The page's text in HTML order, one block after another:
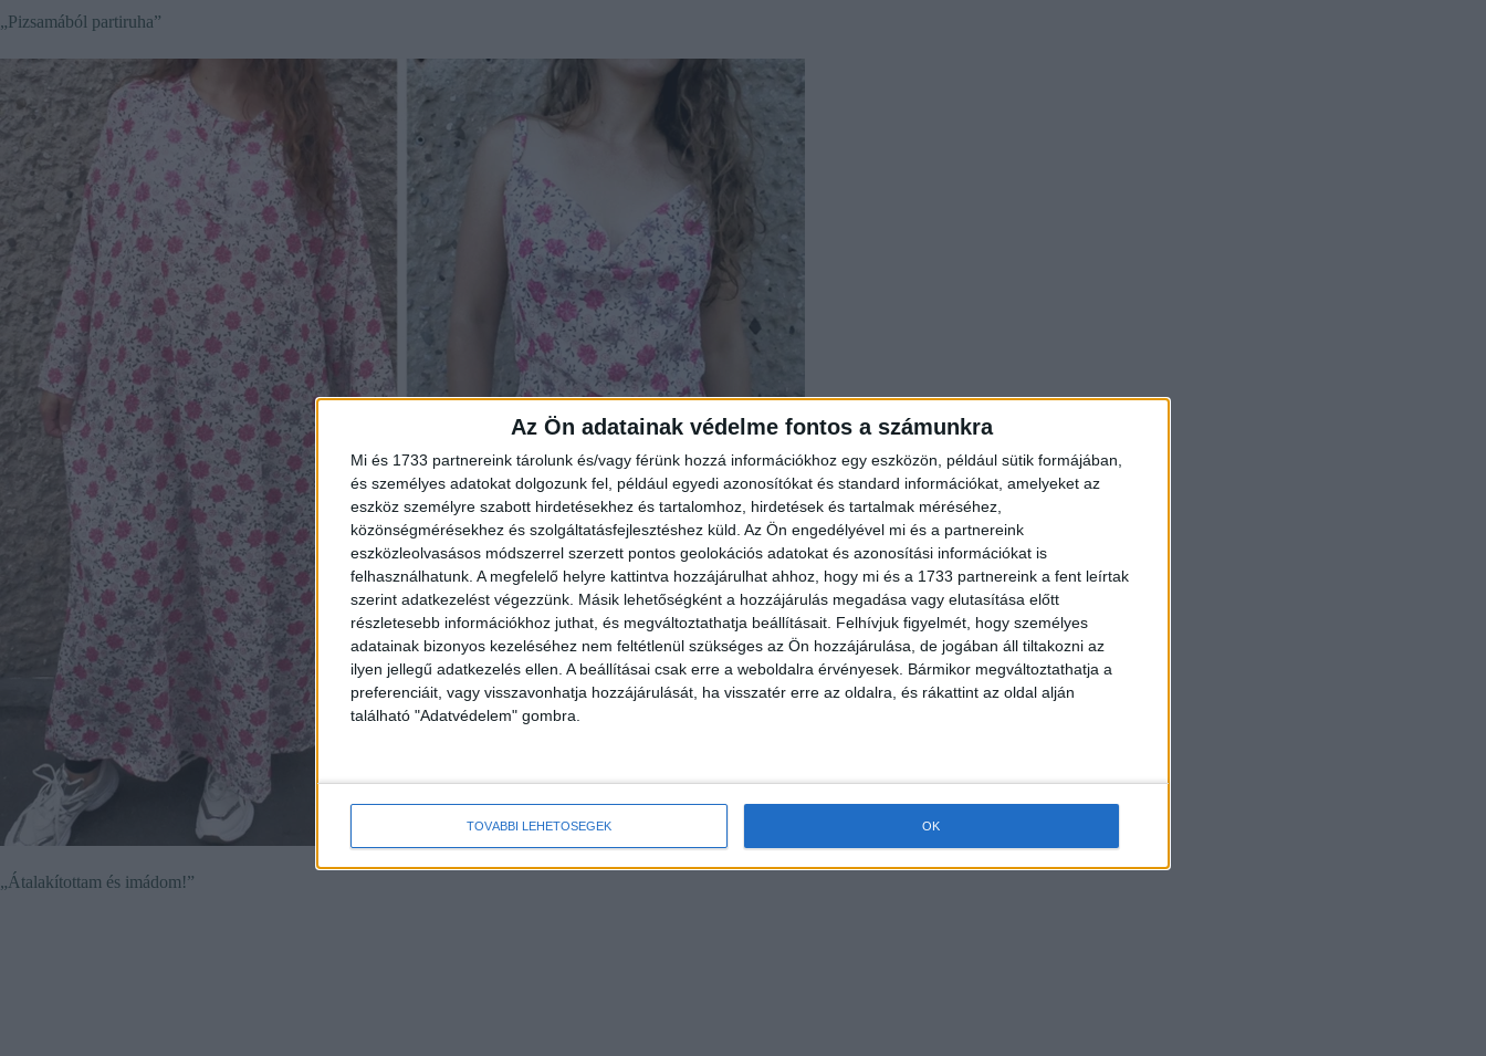
Az Ön adatainak védelme fontos a számunkra
Mi és 1733 partnereink tárolunk és/vagy férünk hozzá információkhoz egy eszközön, például sütik formájában,
és személyes adatokat dolgozunk fel, például egyedi azonosítókat és standard információkat, amelyeket az
eszköz személyre szabott hirdetésekhez és tartalomhoz, hirdetések és tartalmak méréséhez,
közönségmérésekhez és szolgáltatásfejlesztéshez küld. Az Ön engedélyével mi és a partnereink
eszközleolvasásos módszerrel szerzett pontos geolokációs adatokat és azonosítási információkat is
felhasználhatunk. A megfelelő helyre kattintva hozzájárulhat ahhoz, hogy mi és a 1733 partnereink a fent leírtak
szerint adatkezelést végezzünk. Másik lehetőségként a hozzájárulás megadása vagy elutasítása előtt
részletesebb információkhoz juthat, és megváltoztathatja beállításait. Felhívjuk figyelmét, hogy személyes
adatainak bizonyos kezeléséhez nem feltétlenül szükséges az Ön hozzájárulása, de jogában áll tiltakozni az
ilyen jellegű adatkezelés ellen. A beállításai csak erre a weboldalra érvényesek. Bármikor megváltoztathatja a
preferenciáit, vagy visszavonhatja hozzájárulását, ha visszatér erre az oldalra, és rákattint az oldal alján
található "Adatvédelem" gombra.
TOVÁBBI LEHETŐSÉGEK OK
„Pizsamából partiruha”
„Átalakítottam és imádom!”